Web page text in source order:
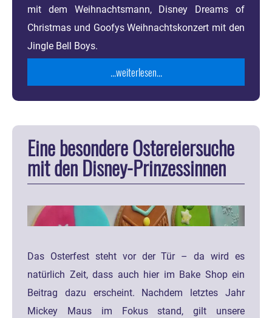
mit dem Weihnachtsmann, Disney Dreams of
Christmas und Goofys Weihnachtskonzert mit den
Jingle Bell Boys.
...weiterlesen...
Eine besondere Ostereiersuche
mit den Disney-Prinzessinnen
Das Osterfest steht vor der Tür – da wird es
natürlich Zeit, dass auch hier im Bake Shop ein
Beitrag dazu erscheint. Nachdem letztes Jahr
Mickey Maus im Fokus stand, gilt unsere